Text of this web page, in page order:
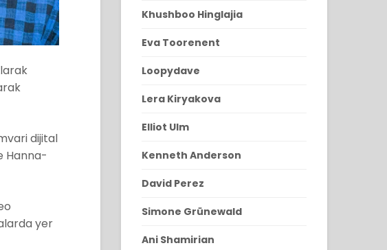
dijital
Hanna-
yer
Khushboo Hinglajia
Eva Toorenent
Loopydave
Lera Kiryakova
Elliot Ulm
Kenneth Anderson
David Perez
Simone Grünewald
Ani Shamirian